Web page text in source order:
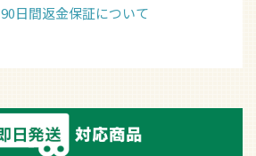
90日間返金保証について